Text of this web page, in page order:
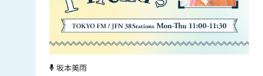
坂本美雨